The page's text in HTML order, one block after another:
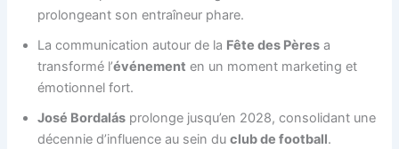
prolongeant son entraîneur phare.
La communication autour de la Fête des Pères a
transformé l’événement en un moment marketing et
émotionnel fort.
José Bordalás prolonge jusqu’en 2028, consolidant une
décennie d’influence au sein duclub de football.